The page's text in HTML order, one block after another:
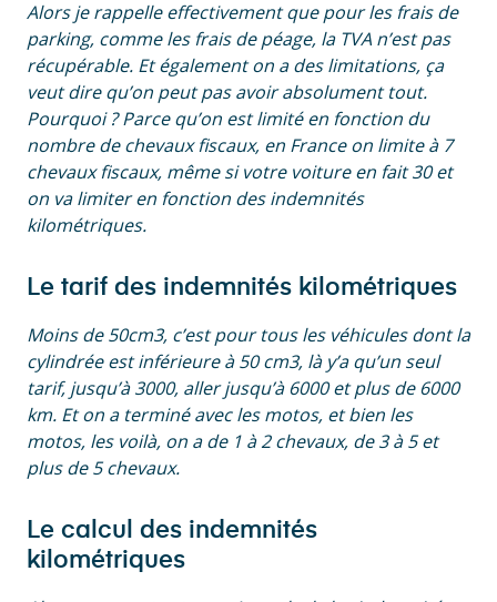
Alors je rappelle effectivement que pour les frais de
parking, comme les frais de péage, la TVA n’est pas
récupérable. Et également on a des limitations, ça
veut dire qu’on peut pas avoir absolument tout.
Pourquoi ? Parce qu’on est limité en fonction du
nombre de chevaux fiscaux, en France on limite à 7
chevaux fiscaux, même si votre voiture en fait 30 et
on va limiter en fonction des indemnités
kilométriques.
Le tarif des indemnités kilométriques
Moins de 50cm3, c’est pour tous les véhicules dont la
cylindrée est inférieure à 50 cm3, là y’a qu’un seul
tarif, jusqu’à 3000, aller jusqu’à 6000 et plus de 6000
km. Et on a terminé avec les motos, et bien les
motos, les voilà, on a de 1 à 2 chevaux, de 3 à 5 et
plus de 5 chevaux.
Le calcul des indemnités
kilométriques